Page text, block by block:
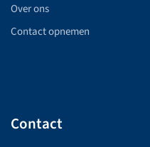
Over ons
Contact opnemen
Contact